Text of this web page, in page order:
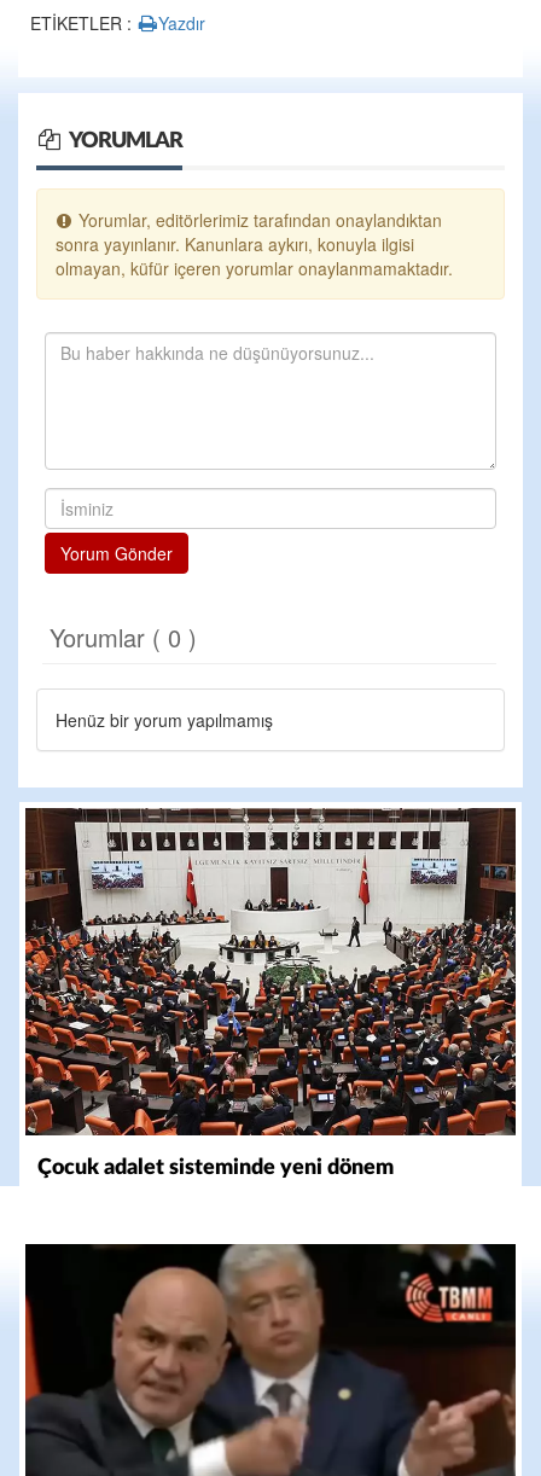
ETİKETLER : Yazdır
YORUMLAR
Yorumlar, editörlerimiz tarafından onaylandıktan
sonra yayınlanır. Kanunlara aykırı, konuyla ilgisi
olmayan, küfür içeren yorumlar onaylanmamaktadır.
Yorum Gönder
Yorumlar ( 0 )
Henüz bir yorum yapılmamış
Çocuk adalet sisteminde yeni dönem